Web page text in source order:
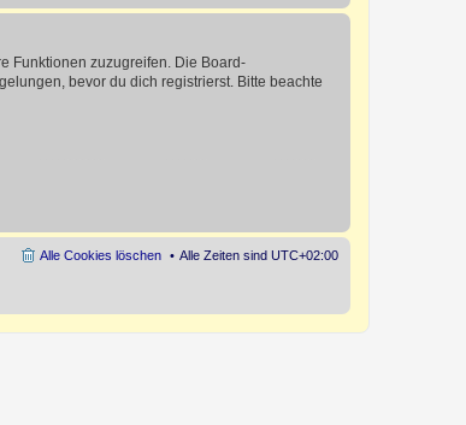
Funktionen zuzugreifen. Die Board-
bevor du dich registrierst. Bitte beachte
Alle Zeiten sind UTC+02:00
Alle Cookies löschen